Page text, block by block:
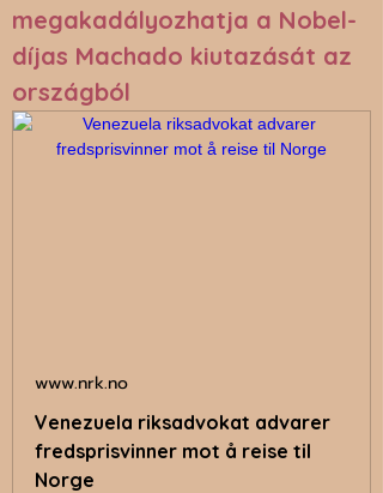
megakadályozhatja a Nobel-
díjas Machado kiutazását az
országból
www.nrk.no
Venezuela riksadvokat advarer
fredsprisvinner mot å reise til
Norge